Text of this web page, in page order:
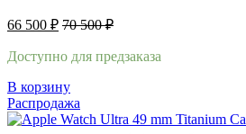
66 500 ₽ 70 500₽
Доступно для предзаказа
В корзину
Распродажа